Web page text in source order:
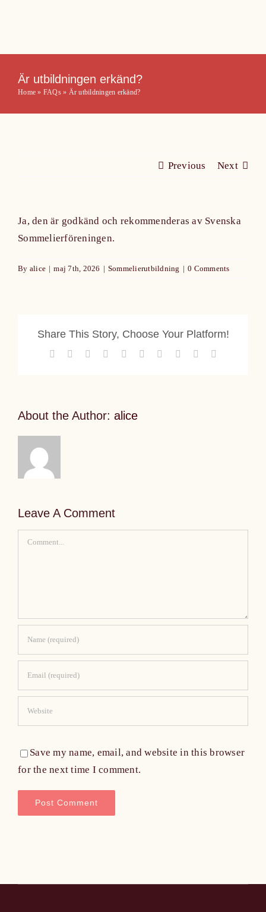
Är utbildningen erkänd?
Home » FAQs» Är utbildningen erkänd?
Previous Next
Ja, den är godkänd och rekommenderas av Svenska
Sommelierföreningen.
By alice | maj 7th, 2026 | Sommelierutbildning | 0 Comments
Share This Story, Choose Your Platform!
Facebook Reddit LinkedInWhatsApp
TumblrPinterest Xing
About the Author: alice
Leave A Comment
Comment
Save my name, email, and website in this browser
for the next time I comment.